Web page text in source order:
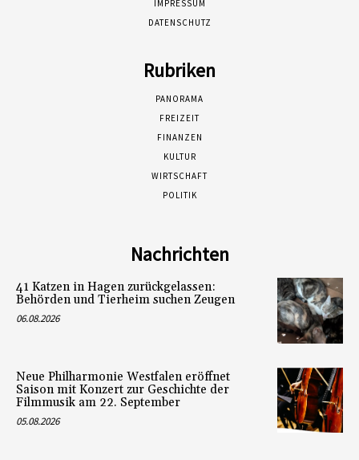
IMPRESSUM
DATENSCHUTZ
Rubriken
PANORAMA
FREIZEIT
FINANZEN
KULTUR
WIRTSCHAFT
POLITIK
Nachrichten
41 Katzen in Hagen zurückgelassen:
Behörden und Tierheim suchen Zeugen
06.08.2026
Neue Philharmonie Westfalen eröffnet
Saison mit Konzert zur Geschichte der
Filmmusik am 22. September
05.08.2026